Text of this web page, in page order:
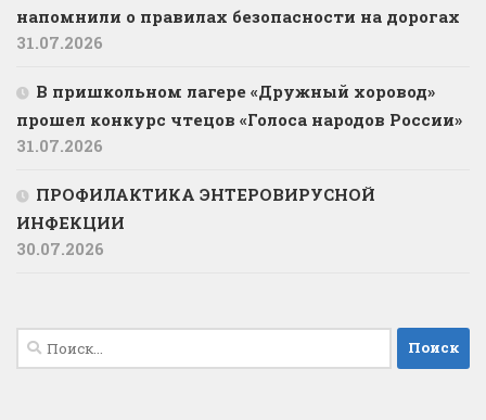
напомнили о правилах безопасности на дорогах
31.07.2026
В пришкольном лагере «Дружный хоровод»
прошел конкурс чтецов «Голоса народов России»
31.07.2026
ПРОФИЛАКТИКА ЭНТЕРОВИРУСНОЙ
ИНФЕКЦИИ
30.07.2026
Найти: